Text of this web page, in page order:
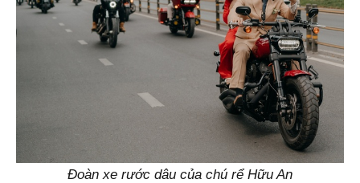
Đoàn xe rước dâu của chú rể Hữu An